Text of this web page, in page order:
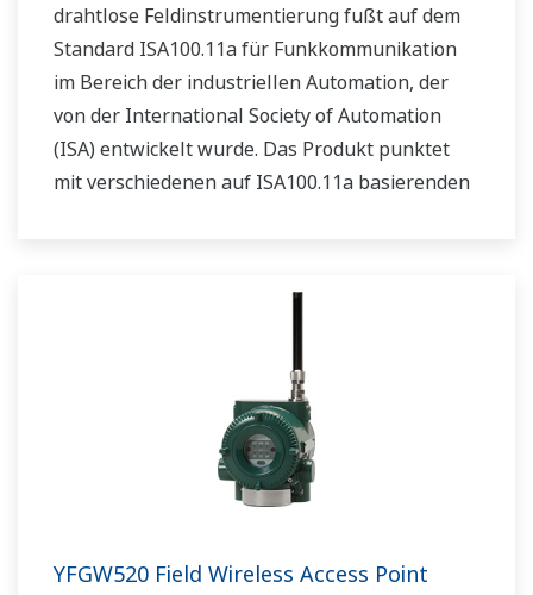
drahtlose Feldinstrumentierung fußt auf dem
Standard ISA100.11a für Funkkommunikation
im Bereich der industriellen Automation, der
von der International Society of Automation
(ISA) entwickelt wurde. Das Produkt punktet
mit verschiedenen auf ISA100.11a basierenden
Verwaltungsstation das System für die
drahtlose Feldinstrumentierung.
YFGW520 Field Wireless Access Point